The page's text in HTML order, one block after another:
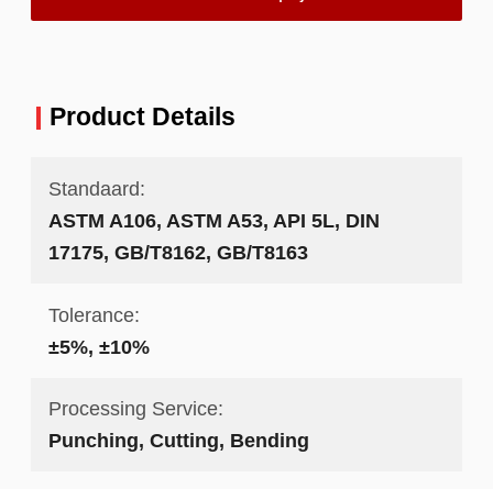
Product Details
Standaard:
ASTM A106, ASTM A53, API 5L, DIN
17175, GB/T8162, GB/T8163
Tolerance:
±5%, ±10%
Processing Service:
Punching, Cutting, Bending